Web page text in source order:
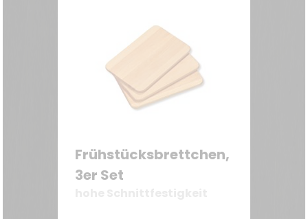
Frühstücksbrettchen,
3er Set